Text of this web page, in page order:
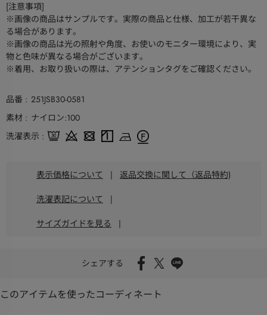
[注意事項]
※画像の商品はサンプルです。実際の商品と仕様、加工が若干異な
る場合があります。
※画像の商品は光の照射や角度、お使いのモニター環境により、実
物と色味が異なる場合がございます。
※着用、お取り扱いの際は、アテンションタグをご確認ください。
品番
251JSB30-0581
素材
ナイロン:100
洗濯表示
表示価格について | 返品交換に関して（返品特約)
洗濯表記について |
サイズガイドを見る |
シェアする
このアイテムを使ったコーディネート